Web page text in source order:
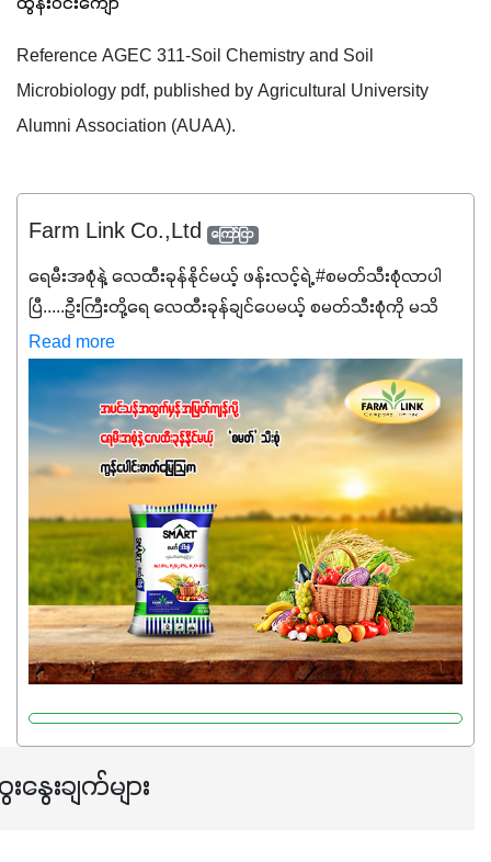
Reference AGEC 311-Soil Chemistry and Soil
Microbiology pdf, published by Agricultural University
Alumni Association (AUAA).
Farm Link Co.,Ltd ကြော်ငြာ
ရေမီးအစုံနဲ့ လေထီးခုန်နိုင်မယ့် ဖန်းလင့်ရဲ့ #စမတ်သီးစုံလာပါ
ပြီ.....ဦးကြီးတို့ရေ ‌လေထီးခုန်ချင်ပေမယ့် စမတ်သီးစုံကို မသိ
သေးရင်တော့ ဒီစာလေးကို ဆက်ဖတ်‌ပေးပါ #စမတ်သီးစုံဆိုတာ
အပင်တိုင်းအတွက် အဓိကအာဟာရNPK (19:7:8)နဲ့ #ဟူးမစ်
အက်စစ်တို့ အချိုးကျ ပေါင်းစပ်ထားတဲ့ ကွန်ပေါင်း
ဓာတ်မြေဩဇာဖြစ်ပါတယ်။ အဓိကအကျိုးကျေးဇူးတွေအနေနဲ့
ကတော့ နိုက်ထရိုဂျင် 19%ပါဝင်တဲ့အတွက် ကလိုရိုဖီးလ်ဖွဲ့စည်း
မှုကို အားပေးကာ သီးနှံပင်များ၏အရွက်များစိမ်းလန်းသန်စွမ်း
ပြီး အစာချက်လုပ်မှုအားကောင်းစေပါတယ်။ အပင်၏ပင်ပိုင်း
ကြီးထွားမှုကို တိုးမြင့်စေကာ အပင်သန်၍ အကြီးမြန်စေပါတယ်။
သင့်တော်တဲ့ Phosphorus 7%ပါဝင်မှုကြောင့် အပင်ရဲ့ အမြစ်
ဖွဲ့စည်းတည်ဆောက်မှုကို ပို၍သန်မာလာအောင် အားပေးပါ
တယ်။ ဒါ့အပြင် ပန်းပွင့်ခြင်း၊အသီးသီးခြင်း၊အစေ့တည်ခြင်း
လုပ်ငန်းစဉ်များကိုလည်း အားပေးပါတယ်။ လုံလောက်တဲ့
အရသာ ပိုမိုကောင်းမွန်စေဖို့အတွက် လိုအပ်တဲ့အာဟာရဓာတ်
ဖြစ်ပါတယ်။ ဟူးမစ်အက်စစ်ပါဝင်ပေါင်းစပ်ထားတဲ့အတွက်
Read more
နွေးချက်များ